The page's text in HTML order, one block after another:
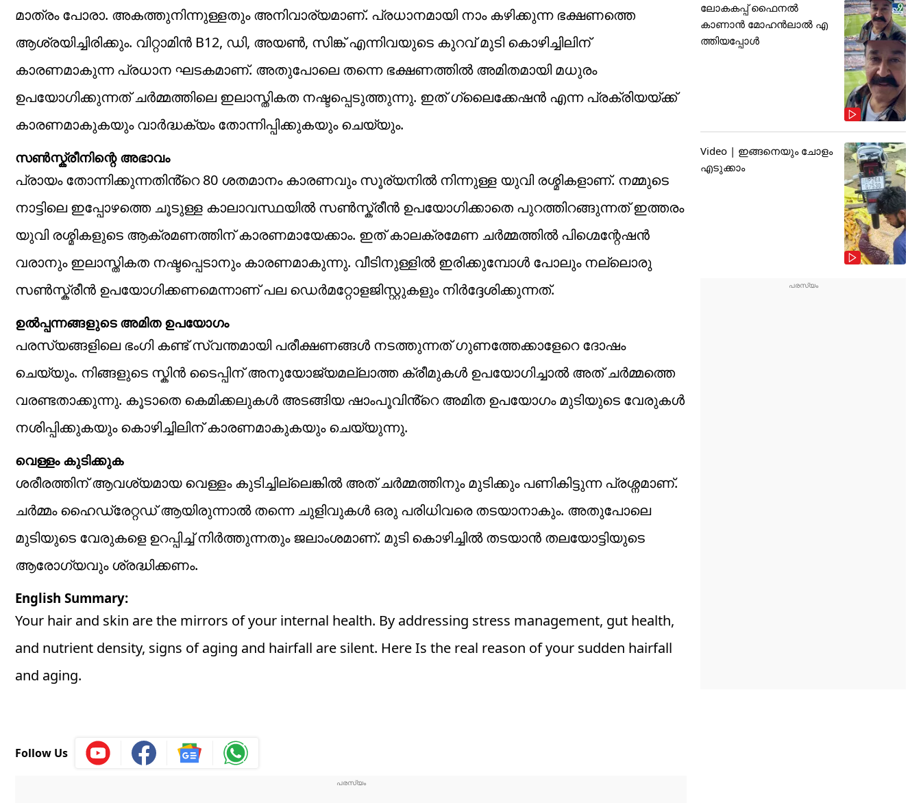
മാത്രം പോരാ. അകത്തുനിന്നുള്ളതും അനിവാര്യമാണ്. പ്രധാനമായി നാം കഴിക്കുന്ന ഭക്ഷണത്തെ
ആശ്രയിച്ചിരിക്കും. വിറ്റാമിൻ B12, ഡി, അയൺ, സിങ്ക് എന്നിവയുടെ കുറവ് മുടി കൊഴിച്ചിലിന്
കാരണമാകുന്ന പ്രധാന ഘടകമാണ്. അതുപോലെ തന്നെ ഭക്ഷണത്തിൽ അമിതമായി മധുരം
ഉപയോഗിക്കുന്നത് ചർമ്മത്തിലെ ഇലാസ്തികത നഷ്ടപ്പെടുത്തുന്നു. ഇത് ഗ്ലൈക്കേഷൻ എന്ന പ്രക്രിയയ്ക്ക്
കാരണമാകുകയും വാർദ്ധക്യം തോന്നിപ്പിക്കുകയും ചെയ്യും.
സൺസ്ക്രീനിന്റെ അഭാവം
പ്രായം തോന്നിക്കുന്നതിൻ്റെ 80 ശതമാനം കാരണവും സൂര്യനിൽ നിന്നുള്ള യുവി രശ്മികളാണ്. നമ്മുടെ
നാട്ടിലെ ഇപ്പോഴത്തെ ചൂടുള്ള കാലാവസ്ഥയിൽ സൺസ്ക്രീൻ ഉപയോ​ഗിക്കാതെ പുറത്തിറങ്ങുന്നത് ഇത്തരം
യുവി രശ്മികളുടെ ആക്രമണത്തിന് കാരണമായേക്കാം. ഇത് കാലക്രമേണ ചർമ്മത്തിൽ പിഗ്മെന്റേഷൻ
വരാനും ഇലാസ്തികത നഷ്ടപ്പെടാനും കാരണമാകുന്നു. വീടിനുള്ളിൽ ഇരിക്കുമ്പോൾ പോലും നല്ലൊരു
സൺസ്ക്രീൻ ഉപയോഗിക്കണമെന്നാണ് പല ഡെർമറ്റോളജിസ്റ്റുകളും നിർദ്ദേശിക്കുന്നത്.
ഉൽപ്പന്നങ്ങളുടെ അമിത ഉപയോഗം
പരസ്യങ്ങളിലെ ഭം​ഗി കണ്ട് സ്വന്തമായി പരീക്ഷണങ്ങൾ നടത്തുന്നത് ഗുണത്തേക്കാളേറെ ദോഷം
ചെയ്യും. നിങ്ങളുടെ സ്കിൻ ടൈപ്പിന് അനുയോജ്യമല്ലാത്ത ക്രീമുകൾ ഉപയോ​ഗിച്ചാൽ അത് ചർമ്മത്തെ
വരണ്ടതാക്കുന്നു. കൂടാതെ കെമിക്കലുകൾ അടങ്ങിയ ഷാംപൂവിൻ്റെ അമിത ഉപയോ​ഗം മുടിയുടെ വേരുകൾ
നശിപ്പിക്കുകയും കൊഴിച്ചിലിന് കാരണമാകുകയും ചെയ്യുന്നു.
വെള്ളം കുടിക്കുക
ശരീരത്തിന് ആവശ്യമായ വെള്ളം കുടിച്ചില്ലെങ്കിൽ അത് ചർമ്മത്തിനും മുടിക്കും പണികിട്ടുന്ന പ്രശ്നമാണ്.
ചർമ്മം ഹൈഡ്രേറ്റഡ് ആയിരുന്നാൽ തന്നെ ചുളിവുകൾ ഒരു പരിധിവരെ തടയാനാകും. അതുപോലെ
മുടിയുടെ വേരുകളെ ഉറപ്പിച്ച് നിർത്തുന്നതും ജലാംശമാണ്. മുടി കൊഴിച്ചിൽ തടയാൻ തലയോട്ടിയുടെ
ആരോഗ്യവും ശ്രദ്ധിക്കണം.
English Summary:
Your hair and skin are the mirrors of your internal health. By addressing stress management, gut health,
and nutrient density, signs of aging and hairfall are silent. Here Is the real reason of your sudden hairfall
and aging.
Follow Us
ലോകകപ്പ് ഫൈനൽ
കാണാൻ മോഹൻലാൽ എ
ത്തിയപ്പോൾ
Video | ഇങ്ങനെയും ചോളം
എടുക്കാം